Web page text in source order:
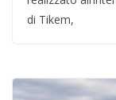
di Tikem,